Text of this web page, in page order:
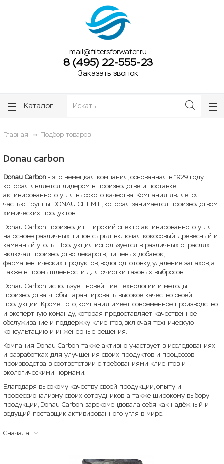
mail@filtersforwater.ru
8 (495) 22-555-23
Заказать звонок
Каталог
Главная Подбор товаров
Donau carbon
Donau Carbon - это немецкая компания, основанная в 1929 году,
которая является лидером в производстве и поставке
активированного угля высокого качества. Компания является
частью группы DONAU CHEMIE, которая занимается производством
химических продуктов.
Donau Carbon производит широкий спектр активированного угля
на основе различных типов сырья, включая кокосовый, древесный и
каменный уголь. Продукция используется в различных отраслях,
включая производство лекарств, пищевых добавок,
фармацевтических продуктов, водоподготовку, удаление запахов, а
также в промышленности для очистки газовых выбросов.
Donau Carbon использует новейшие технологии и методы
производства, чтобы гарантировать высокое качество своей
продукции. Кроме того, компания имеет современное производство
и экспертную команду, которая предоставляет качественное
обслуживание и поддержку клиентов, включая техническую
консультацию и инженерные решения.
Компания Donau Carbon также активно участвует в исследованиях
и разработках для улучшения своих продуктов и процессов
производства в соответствии с требованиями клиентов и
экологическими нормами.
Благодаря высокому качеству своей продукции, опыту и
профессионализму своих сотрудников, а также широкому выбору
продукции, Donau Carbon зарекомендовала себя как надёжный и
ведущий поставщик активированного угля в мире.
Сначала: